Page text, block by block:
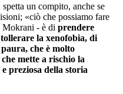
un compito, anche se
«ciò che possiamo fare
Mokrani - è di prendere
la xenofobia, di
che è molto
mette a rischio la
preziosa della storia